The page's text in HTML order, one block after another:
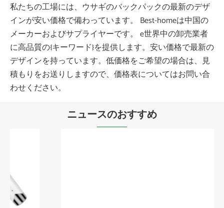
私たちの工場には、ウサギのバックパックの最新のデザ
インが安い価格で備わっています。 Best-homeは中国の
メーカーおよびサプライヤーです。 e世界中の卸売業者
に高品質の{キーワード}を提供します。安い価格で最新の
デザインを持っています。低価格をご希望の場合は、見
積もりをお送りしますので、価格表についてはお問い合
わせください。
ニュースのおすすめ